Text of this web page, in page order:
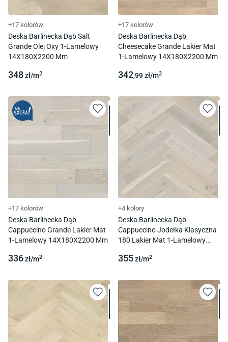
+17 kolorów
Deska Barlinecka Dąb Salt
Grande Olej Oxy 1-Lamelowy
14X180X2200 Mm
348zł/m2
+17 kolorów
Deska Barlinecka Dąb
Cheesecake Grande Lakier Mat
1-Lamelowy 14X180X2200 Mm
342,99zł/m2
+17 kolorów
Deska Barlinecka Dąb
Cappuccino Grande Lakier Mat
1-Lamelowy 14X180X2200 Mm
336zł/m2
+4 kolory
Deska Barlinecka Dąb
Cappuccino Jodełka Klasyczna
180 Lakier Mat 1-Lamelowy
355zł/m2